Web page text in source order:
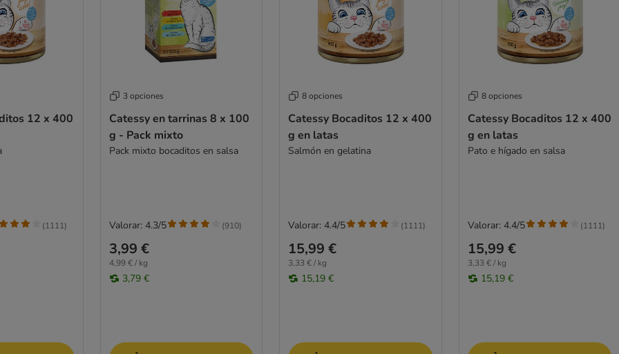
12 x 400
(1111)
3 opciones
Catessy en tarrinas 8 x 100
g - Pack mixto
Pack mixto bocaditos en salsa
3,99 €
4,99 € / kg
3,79 €
Valorar: 4.3/5 (910)
8 opciones
Catessy Bocaditos 12 x 400
g en latas
Salmón en gelatina
15,99 €
3,33 € / kg
15,19 €
Valorar: 4.4/5 (1111)
8 opciones
Catessy Bocaditos 12 x 400
g en latas
Pato e hígado en salsa
15,99 €
3,33 € / kg
15,19 €
Valorar: 4.4/5 (1111)